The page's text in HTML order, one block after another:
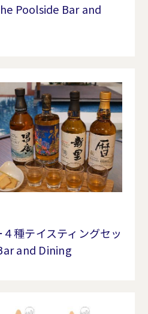
Poolside Bar and
種テイスティングセッ
and Dining